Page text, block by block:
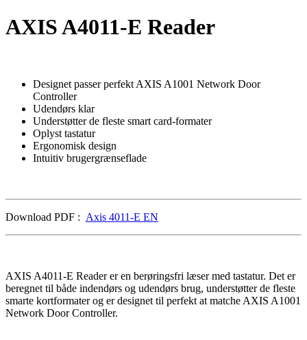
AXIS A4011-E Reader
Designet passer perfekt AXIS A1001 Network Door
Controller
Udendørs klar
Understøtter de fleste smart card-formater
Oplyst tastatur
Ergonomisk design
Intuitiv brugergrænseflade
Download PDF : Axis 4011-E EN
AXIS A4011-E Reader er en berøringsfri læser med tastatur. Det er
beregnet til både indendørs og udendørs brug, understøtter de fleste
smarte kortformater og er designet til perfekt at matche AXIS A1001
Network Door Controller.